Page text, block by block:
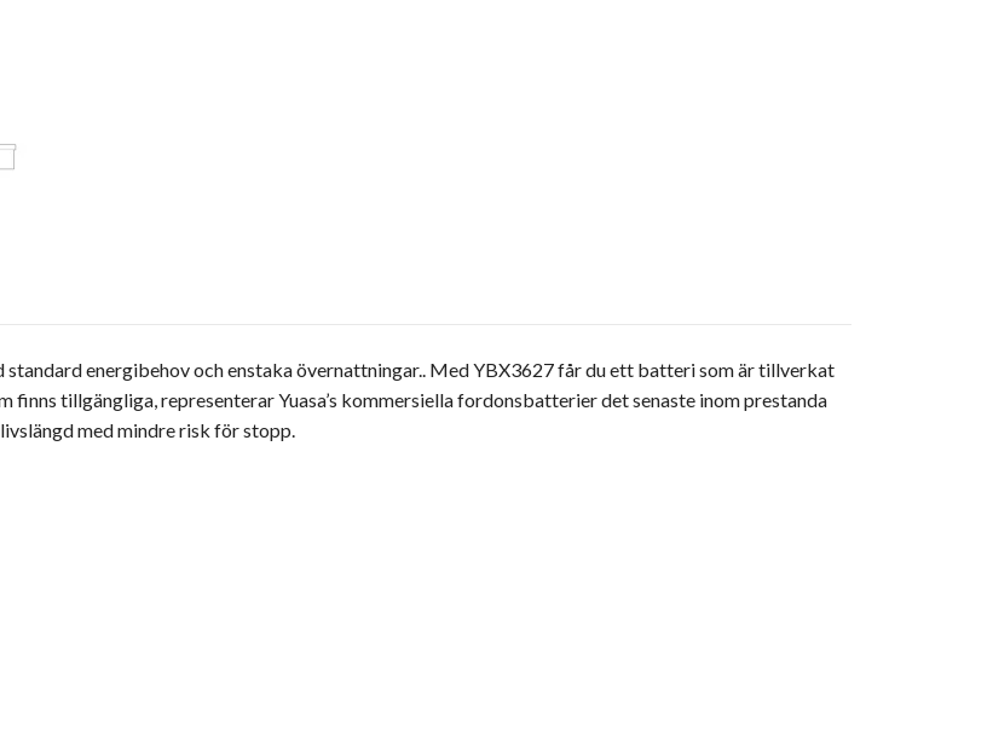
energibehov och enstaka övernattningar.. Med YBX3627 får du ett batteri som är tillverkat
finns tillgängliga, representerar Yuasa’s kommersiella fordonsbatterier det senaste inom prestanda
med mindre risk för stopp.